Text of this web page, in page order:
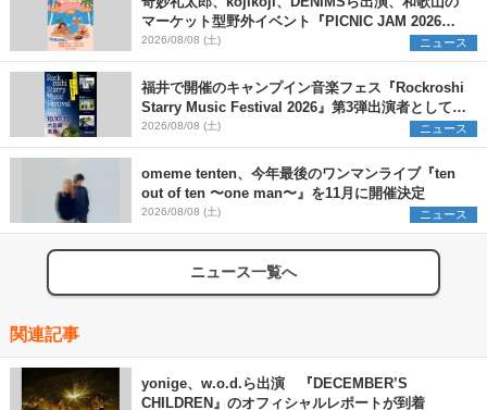
マーケット型野外イベント『PICNIC JAM 2026』
早割チケット発売開始
2026/08/08 (土) ニュース
福井で開催のキャンプイン音楽フェス『Rockroshi
Starry Music Festival 2026』第3弾出演者として
SCOOBIE DO、かりゆし58、Reiを発表
2026/08/08 (土) ニュース
omeme tenten、今年最後のワンマンライブ『ten
out of ten 〜one man〜』を11月に開催決定
2026/08/08 (土) ニュース
ニュース一覧へ
関連記事
yonige、w.o.d.ら出演 『DECEMBER’S
CHILDREN』のオフィシャルレポートが到着